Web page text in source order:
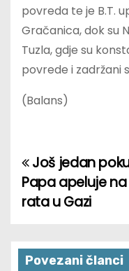
povreda te je B.T.
Gračanica, dok su
Tuzla, gdje su
povrede i zadržani
(Balans)
P
o
t
Još jedan
Papa apeluje
rata u Gazi
Povezani članci